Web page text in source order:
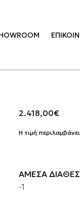
2.418,00€
Η τιμή
ΑΜΕΣΑ
-1